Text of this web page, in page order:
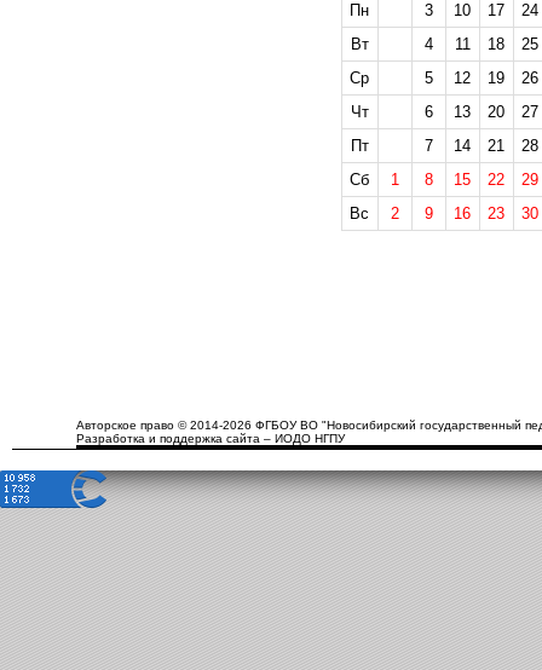
Пн
3 10 17
24
Вт
4 11 18
25
Ср
5 12 19
26
Чт
6 13 20
27
Пт
7 14 21
28
Сб
1 8 15 22
29
Вс
2 9 16 23 30
Авторское право © 2014-2026 ФГБОУ ВО "Новосибирский государственный
Разработка и поддержка сайта – ИОДО НГПУ